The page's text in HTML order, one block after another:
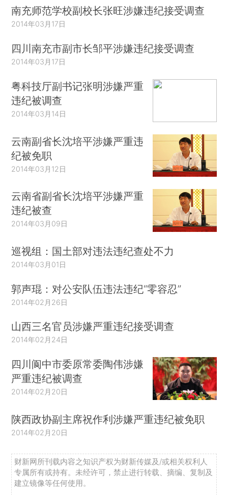
南充师范学校副校长张旺涉嫌违纪接受调查
2014年03月17日
四川南充市副市长邹平涉嫌违纪接受调查
2014年03月17日
粤科技厅副书记张明涉嫌严重
违纪被调查
2014年03月14日
云南副省长沈培平涉嫌严重违
纪被免职
2014年03月12日
云南省副省长沈培平涉嫌严重
违纪被查
2014年03月09日
巡视组：国土部对违法违纪查处不力
2014年03月01日
郭声琨：对公安队伍违法违纪“零容忍”
2014年02月26日
山西三名官员涉嫌严重违纪接受调查
2014年02月24日
四川阆中市委原常委陶伟涉嫌
严重违纪被调查
2014年02月20日
陕西政协副主席祝作利涉嫌严重违纪被免职
2014年02月20日
财新网所刊载内容之知识产权为财新传媒及/或相关权利人
专属所有或持有。未经许可，禁止进行转载、摘编、复制及
建立镜像等任何使用。